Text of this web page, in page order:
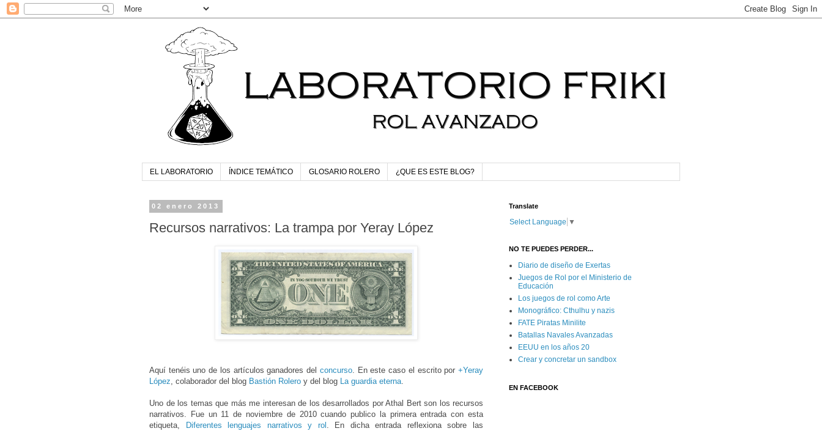
EL LABORATORIO ÍNDICE TEMÁTICO GLOSARIO ROLERO ¿QUE ES ESTE BLOG?
02 enero 2013
Recursos narrativos: La trampa por Yeray López
Aquí tenéis uno de los artículos ganadores del concurso. En este caso el escrito por+Yeray
López, colaborador del blog Bastión Rolero y del blog La guardia eterna.
Uno de los temas que más me interesan de los desarrollados por Athal Bert son los recursos
narrativos. Fue un 11 de noviembre de 2010 cuando publico la primera entrada con esta
etiqueta, Diferentes lenguajes narrativos y rol . En dicha entrada reflexiona sobre las
Translate
Select Language ▼
NO TE PUEDES PERDER...
Diario de diseño de Exertas
Juegos de Rol por el Ministerio de
Educación
Los juegos de rol como Arte
Monográfico: Cthulhu y nazis
FATE Piratas Minilite
Batallas Navales Avanzadas
EEUU en los años 20
Crear y concretar un sandbox
EN FACEBOOK